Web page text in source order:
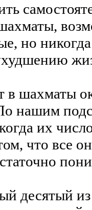
но
в шахматы
нашим
их
что все
десятый